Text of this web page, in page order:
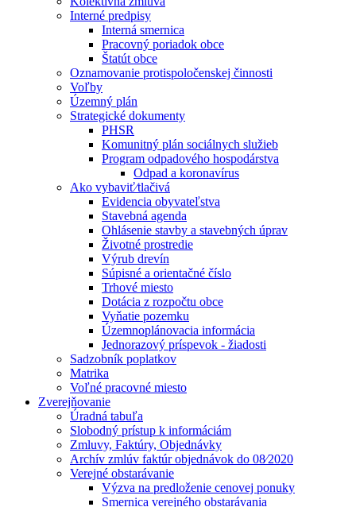
Interné predpisy
Interná smernica
Pracovný poriadok obce
Štatút obce
Oznamovanie protispoločenskej činnosti
Voľby
Územný plán
Strategické dokumenty
PHSR
Komunitný plán sociálnych služieb
Program odpadového hospodárstva
Odpad a koronavírus
Ako vybaviť⁄tlačivá
Evidencia obyvateľstva
Stavebná agenda
Ohlásenie stavby a stavebných úprav
Životné prostredie
Výrub drevín
Súpisné a orientačné číslo
Trhové miesto
Dotácia z rozpočtu obce
Vyňatie pozemku
Územnoplánovacia informácia
Jednorazový príspevok - žiadosti
Sadzobník poplatkov
Matrika
Voľné pracovné miesto
Zverejňovanie
Úradná tabuľa
Slobodný prístup k informáciám
Zmluvy, Faktúry, Objednávky
Archív zmlúv faktúr objednávok do 08⁄2020
Verejné obstarávanie
Výzva na predloženie cenovej ponuky
Smernica verejného obstarávania